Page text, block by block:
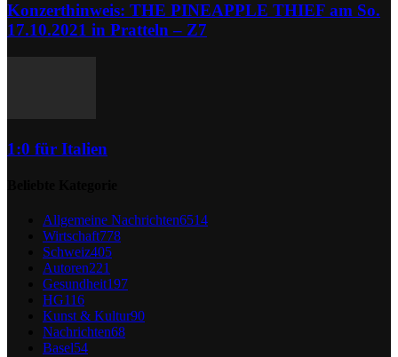
Konzerthinweis: THE PINEAPPLE THIEF am So.
17.10.2021 in Pratteln – Z7
1:0 für Italien
Allgemeine Nachrichten6514
Wirtschaft778
Schweiz405
Autoren221
Gesundheit197
HG116
Kunst & Kultur90
Nachrichten68
Basel54